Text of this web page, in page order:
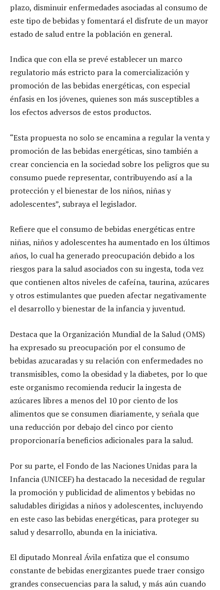
plazo, disminuir enfermedades asociadas al consumo de
este tipo de bebidas y fomentará el disfrute de un mayor
estado de salud entre la población en general.
Indica que con ella se prevé establecer un marco
regulatorio más estricto para la comercialización y
promoción de las bebidas energéticas, con especial
énfasis en los jóvenes, quienes son más susceptibles a
los efectos adversos de estos productos.
“Esta propuesta no solo se encamina a regular la venta y
promoción de las bebidas energéticas, sino también a
crear conciencia en la sociedad sobre los peligros que su
consumo puede representar, contribuyendo así a la
protección y el bienestar de los niños, niñas y
adolescentes”, subraya el legislador.
Refiere que el consumo de bebidas energéticas entre
niñas, niños y adolescentes ha aumentado en los últimos
años, lo cual ha generado preocupación debido a los
riesgos para la salud asociados con su ingesta, toda vez
que contienen altos niveles de cafeína, taurina, azúcares
y otros estimulantes que pueden afectar negativamente
el desarrollo y bienestar de la infancia y juventud.
Destaca que la Organización Mundial de la Salud (OMS)
ha expresado su preocupación por el consumo de
bebidas azucaradas y su relación con enfermedades no
transmisibles, como la obesidad y la diabetes, por lo que
este organismo recomienda reducir la ingesta de
azúcares libres a menos del 10 por ciento de los
alimentos que se consumen diariamente, y señala que
una reducción por debajo del cinco por ciento
proporcionaría beneficios adicionales para la salud.
Por su parte, el Fondo de las Naciones Unidas para la
Infancia (UNICEF) ha destacado la necesidad de regular
la promoción y publicidad de alimentos y bebidas no
saludables dirigidas a niños y adolescentes, incluyendo
en este caso las bebidas energéticas, para proteger su
salud y desarrollo, abunda en la iniciativa.
El diputado Monreal Ávila enfatiza que el consumo
constante de bebidas energizantes puede traer consigo
grandes consecuencias para la salud, y más aún cuando